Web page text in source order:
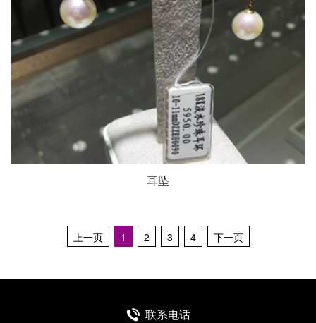
耳坠
上一页 1 2 3 4 下一页
联系电话